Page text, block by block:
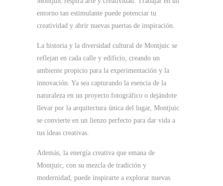
entorno tan estimulante puede potenciar tu
creatividad y abrir nuevas puertas de inspiración.
La historia y la diversidad cultural de Montjuic se
reflejan en cada calle y edificio, creando un
ambiente propicio para la experimentación y la
innovación. Ya sea capturando la esencia de la
naturaleza en un proyecto fotográfico o dejándote
llevar por la arquitectura única del lugar, Montjuic
se convierte en un lienzo perfecto para dar vida a
tus ideas creativas.
Además, la energía creativa que emana de
Montjuic, con su mezcla de tradición y
modernidad, puede inspirarte a explorar nuevas